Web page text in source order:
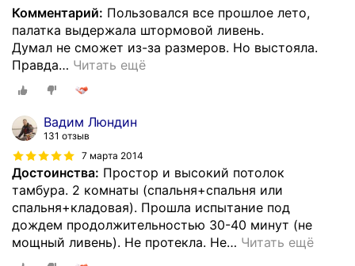
Комментарий: Пользовался все прошлое лето,
палатка выдержала штормовой ливень.
Думал не сможет из-за размеров. Но выстояла.
Правда… Читать ещё
Вадим Люндин
131 отзыв
7 марта 2014
Достоинства: Простор и высокий потолок
тамбура. 2 комнаты (спальня+спальня или
спальня+кладовая). Прошла испытание под
дождем продолжительностью 30-40 минут (не
мощный ливень). Не протекла. Не… Читать ещё